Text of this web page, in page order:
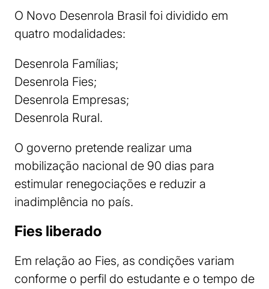
O Novo Desenrola Brasil foi dividido em
quatro modalidades:
Desenrola Famílias;
Desenrola Fies;
Desenrola Empresas;
Desenrola Rural.
O governo pretende realizar uma
mobilização nacional de 90 dias para
estimular renegociações e reduzir a
inadimplência no país.
Fies liberado
Em relação ao Fies, as condições variam
conforme o perfil do estudante e o tempo de